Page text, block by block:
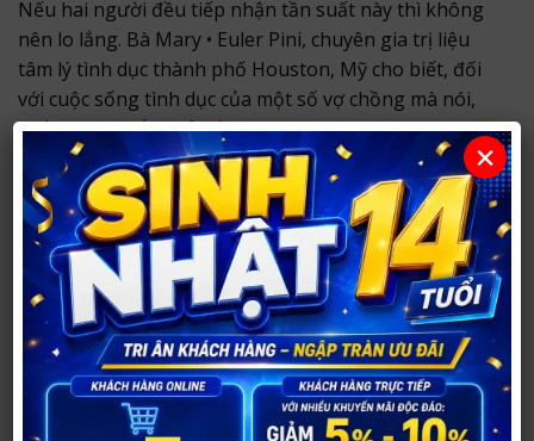
Nếu hai người đều tiếp nhận tần suất này thì không
nên lo lắng. Bà Mary • Euler Pini, chuyên gia trị liệu
tâm lý tình dục thành phố Houston, Mỹ cho biết, đối
với cuộc sống tình dục của một số vợ chồng mà nói,
chất lượng thắng cả số lượng.
Đặc biệt là những người sau 40 tuổi, 1 lần quan hệ
tình dục chất lượng sẽ chiến thắng sự đam mê tình
dục hàng ngày. Hai vợ chồng cùng học những điều
mới, cùng thám hiểm khám phá các tư thế mới sẽ làm
cho mối quan hệ vợ chồng nâng cao độ mật thiết và
xích lại gần hơn.
1 lần/tháng
Khi vợ chồng mỗi tháng chỉ có 1 lần, hai bên cần phải
có một cuộc trao đổi thẳng thắn và cởi mở về tình dục.
Lúc này rất có thể là cơ thể hoặc tình cảm của một
×